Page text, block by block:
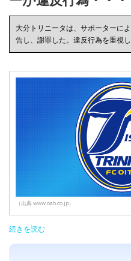
大分トリニータは、サポーターに
告し、謝罪した。違反行為を重視
（出典 www.oab.co.jp）
続きを読む